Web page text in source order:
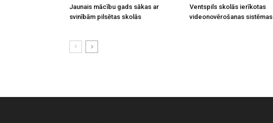
Jaunais mācību gads sākas ar
svinībām pilsētas skolās
Ventspils skolās ierīkotas
videonovērošanas sistēmas